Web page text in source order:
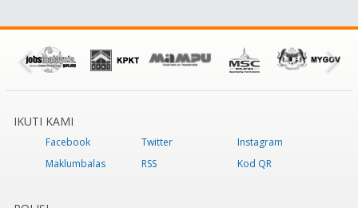
IKUTI KAMI
Facebook Twitter
Instagram
Maklumbalas
RSS Kod QR